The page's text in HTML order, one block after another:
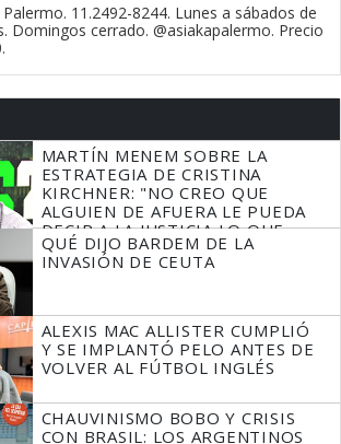
11.2492-8244. Lunes a sábados de
Domingos cerrado. @asiakapalermo. Precio
MARTÍN MENEM SOBRE LA
ESTRATEGIA DE CRISTINA
KIRCHNER: "NO CREO QUE
ALGUIEN DE AFUERA LE PUEDA
DECIR A LA JUSTICIA LO QUE
TIENE QUE HACER"
QUÉ DIJO BARDEM DE LA
INVASIÓN DE CEUTA
ALEXIS MAC ALLISTER CUMPLIÓ
Y SE IMPLANTÓ PELO ANTES DE
VOLVER AL FÚTBOL INGLÉS
CHAUVINISMO BOBO Y CRISIS
CON BRASIL: LOS ARGENTINOS